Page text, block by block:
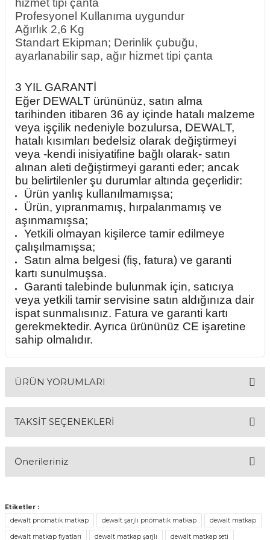
hizmet tipi çanta
Profesyonel Kullanıma uygundur
Ağırlık 2,6 Kg
Standart Ekipman; Derinlik çubuğu,
ayarlanabilir sap, ağır hizmet tipi çanta
3 YIL GARANTİ
Eğer DEWALT ürününüz, satın alma
tarihinden itibaren 36 ay içinde hatalı malzeme
veya işçilik nedeniyle bozulursa, DEWALT,
hatalı kısımları bedelsiz olarak değiştirmeyi
veya -kendi inisiyatifine bağlı olarak- satın
alınan aleti değiştirmeyi garanti eder; ancak
bu belirtilenler şu durumlar altında geçerlidir:
Ürün yanlış kullanılmamışsa;
Ürün, yıpranmamış, hırpalanmamış ve
aşınmamışsa;
Yetkili olmayan kişilerce tamir edilmeye
çalışılmamışsa;
Satın alma belgesi (fiş, fatura) ve garanti
kartı sunulmuşsa.
Garanti talebinde bulunmak için, satıcıya
veya yetkili tamir servisine satın aldığınıza dair
ispat sunmalısınız. Fatura ve garanti kartı
gerekmektedir. Ayrıca ürününüz CE işaretine
sahip olmalıdır.
ÜRÜN YORUMLARI
TAKSİT SEÇENEKLERİ
Önerileriniz
konularda yetersiz gördüğünüz noktaları öneri formunu
kullanarak tarafımıza iletebilirsiniz.
Görüş ve önerileriniz için teşekkür ederiz.
Etiketler :
dewalt pnömatik matkap
dewalt şarjlı pnömatik matkap dewalt matkap
dewalt matkap fiyatları dewalt matkap şarjlı dewalt matkap seti